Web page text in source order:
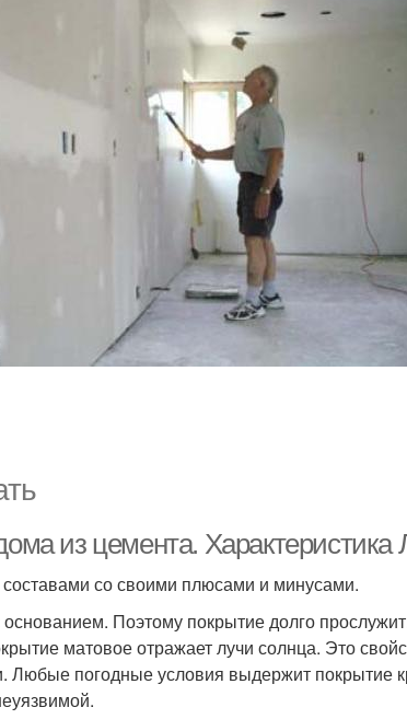
из цемента.
со своими плюсами и минусами.
Поэтому покрытие долго
матовое отражает лучи солнца. Это
Любые погодные условия выдержит покрытие